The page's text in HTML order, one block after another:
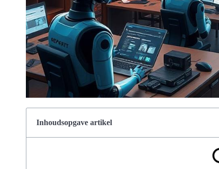
Inhoudsopgave artikel